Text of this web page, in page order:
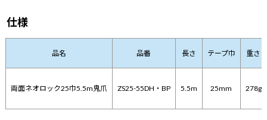
仕様
品名 品番 長さ テープ巾 重さ
両面ネオロック25巾5.5m鬼爪 ZS25-55DH・BP 5.5m 25mm 278g